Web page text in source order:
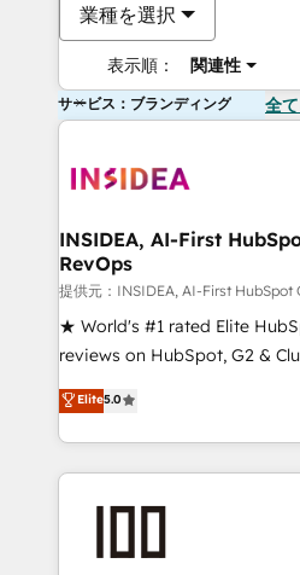
業種を選択
表示順： 関連性
サービス：ブランディング 全
INSIDEA, AI-First
RevOps
提供元：INSIDEA, AI-First HubSpot
★ World's #1 rated Elite
reviews on HubSpot, G2 &
Certified Experts & Trainers
1,500+ implementations
First, RevOps-led,
Company of the Year 2024/25 INSIDEA
and build AI-powered
Elite5.0